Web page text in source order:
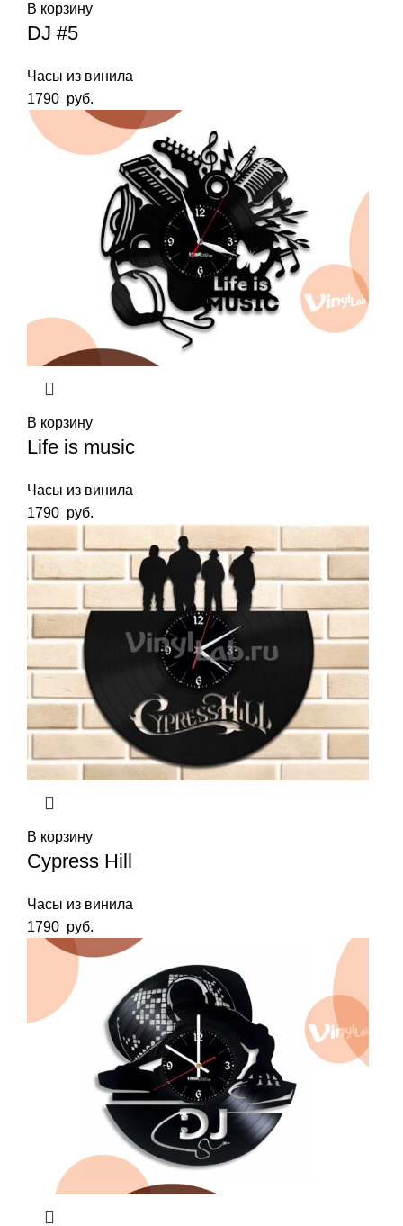
В корзину
DJ #5
Часы из винила
1790 руб.
В корзину
Life is music
Часы из винила
1790 руб.
В корзину
Cypress Hill
Часы из винила
1790 руб.